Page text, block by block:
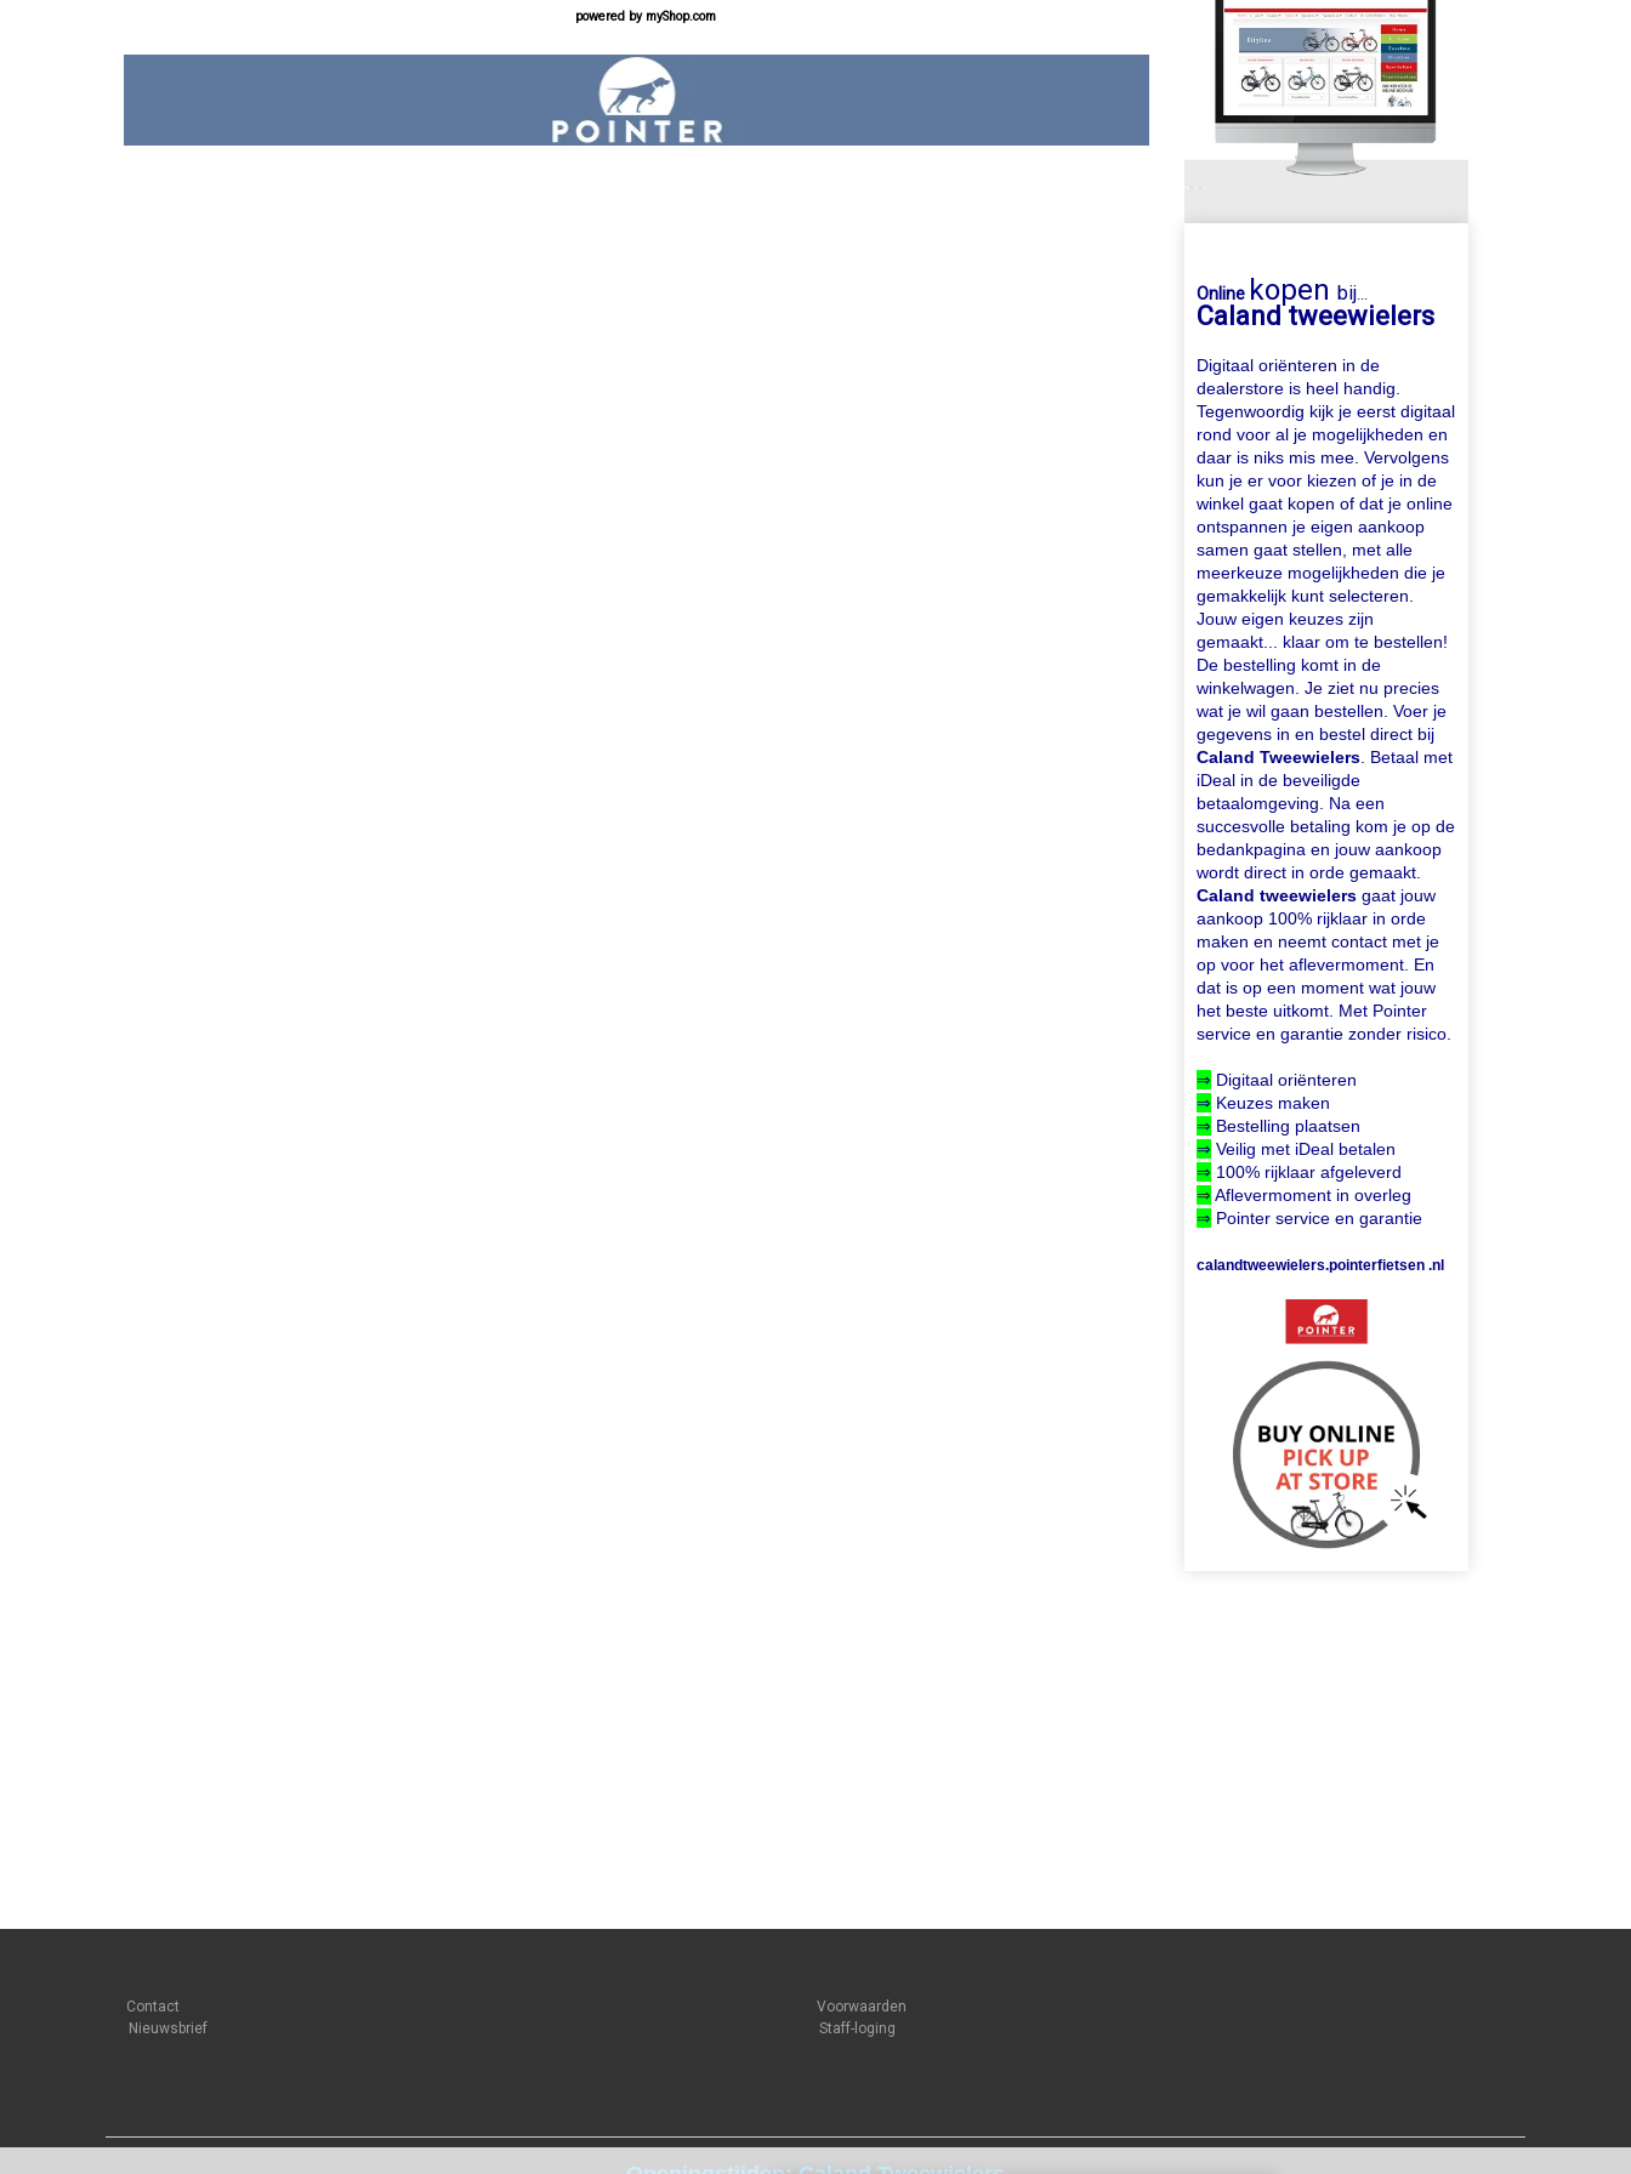
powered by myShop.com
Online kopenbij...
Caland tweewielers
Digitaal oriënteren in de
dealerstore is heel handig.
Tegenwoordig kijk je eerst digitaal
rond voor al je mogelijkheden en
daar is niks mis mee. Vervolgens
kun je er voor kiezen of je in de
winkel gaat kopen of dat je online
ontspannen je eigen aankoop
samen gaat stellen, met alle
meerkeuze mogelijkheden die je
gemakkelijk kunt selecteren.
Jouw eigen keuzes zijn
gemaakt... klaar om te bestellen!
De bestelling komt in de
winkelwagen. Je ziet nu precies
wat je wil gaan bestellen. Voer je
gegevens in en bestel direct bij
Caland Tweewielers . Betaal met
iDeal in de beveiligde
betaalomgeving. Na een
succesvolle betaling kom je op de
bedankpagina en jouw aankoop
wordt direct in orde gemaakt.
Caland tweewielers gaat jouw
aankoop 100% rijklaar in orde
maken en neemt contact met je
op voor het aflevermoment. En
dat is op een moment wat jouw
het beste uitkomt. Met Pointer
service en garantie zonder risico.
⇒ Digitaal oriënteren
⇒ Keuzes maken
⇒ Bestelling plaatsen
⇒ Veilig met iDeal betalen
⇒ 100% rijklaar afgeleverd
⇒ Aflevermoment in overleg
⇒ Pointer service en garantie
calandtweewielers.pointerfietsen .nl
Contact
Nieuwsbrief
Voorwaarden
Staff-loging